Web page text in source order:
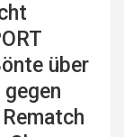
über